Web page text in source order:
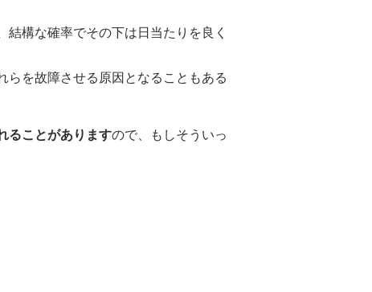
構な確率でその下は日当たりを良く
らを故障させる原因となることもある
ることがありますので、もしそういっ